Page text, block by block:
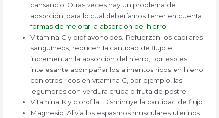
cansancio. Otras veces hay un problema de
absorción, para lo cual deberíamos tener en cuenta
formas de mejorar la absorción del hierro
Vitamina C y bioflavonoides. Refuerzan los capilares
sanguíneos, reducen la cantidad de flujo e
incrementan la absorción del hierro, por eso es
interesante acompañar los alimentos ricos en hierro
con otros ricos en vitamina C, por ejemplo, las
legumbres con verdura cruda o fruta de postre.
Vitamina K y clorofila. Disminuye la cantidad de flujo.
Magnesio. Alivia los espasmos musculares uterinos.